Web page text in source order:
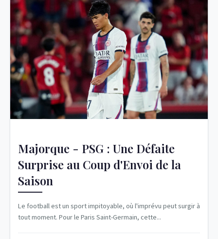
Majorque - PSG : Une Défaite
Surprise au Coup d'Envoi de la
Saison
Le football est un sport impitoyable, où l'imprévu peut surgir à
tout moment. Pour le Paris Saint-Germain, cette...